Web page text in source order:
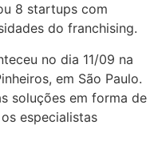
8 startups com
do franchising.
no dia 11/09 na
em São Paulo.
soluções em forma de
especialistas